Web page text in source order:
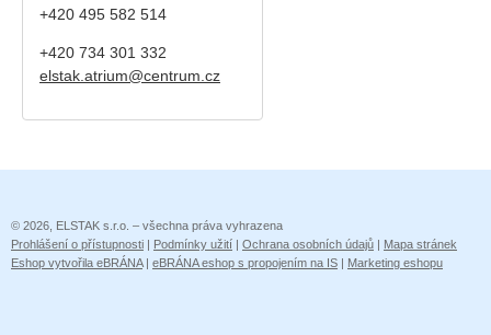
+420 495 582 514
+420 734 301 332
elstak.atrium@centrum.cz
© 2026, ELSTAK s.r.o. – všechna práva vyhrazena
Prohlášení o přístupnosti | Podmínky užití | Ochrana osobních údajů | Mapa stránek
Eshop vytvořila eBRÁNA| eBRÁNA eshop s propojením na IS | Marketing eshopu